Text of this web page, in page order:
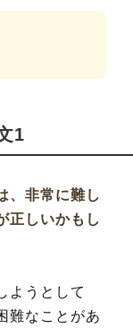
1
、非常に難し
正しいかもし
ようとして
難なことがあ